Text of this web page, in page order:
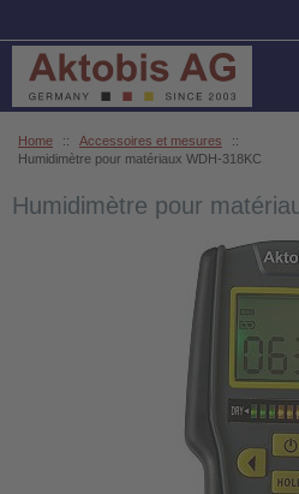
Home :: Accessoires et mesures
::
Humidimètre pour matériaux WDH-318KC
Humidimètre pour